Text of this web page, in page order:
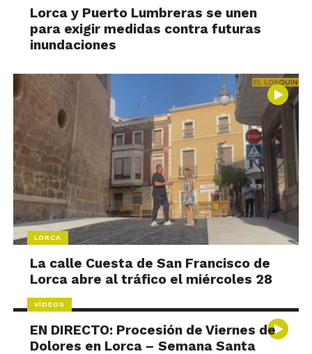
Lorca y Puerto Lumbreras se unen
para exigir medidas contra futuras
inundaciones
LORCA
La calle Cuesta de San Francisco de
Lorca abre al tráfico el miércoles 28
VÍDEOS
EN DIRECTO: Procesión de Viernes de
Dolores en Lorca – Semana Santa